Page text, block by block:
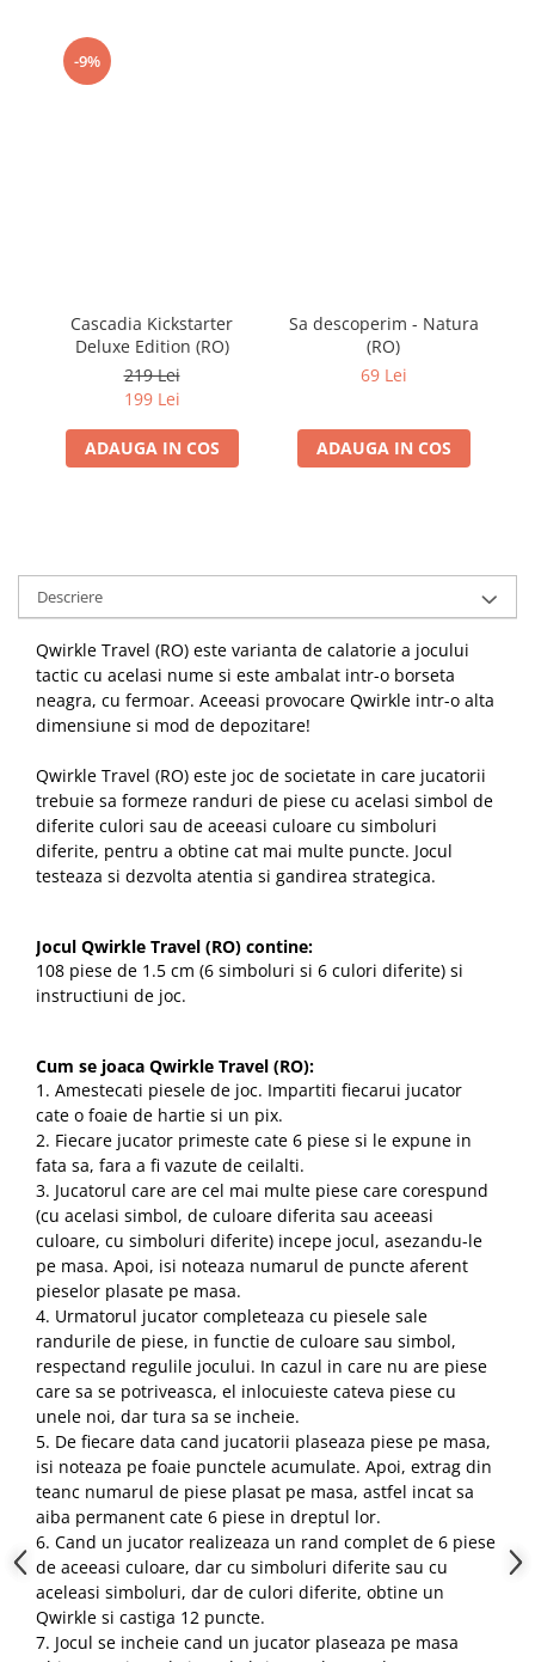
-9%
Cascadia Kickstarter
Deluxe Edition (RO)
219 Lei
199 Lei
ADAUGA IN COS
Sa descoperim - Natura
(RO)
69 Lei
ADAUGA IN COS
Descriere
Qwirkle Travel (RO) este varianta de calatorie a jocului
tactic cu acelasi nume si este ambalat intr-o borseta
neagra, cu fermoar. Aceeasi provocare Qwirkle intr-o alta
dimensiune si mod de depozitare!
Qwirkle Travel (RO) este joc de societate in care jucatorii
trebuie sa formeze randuri de piese cu acelasi simbol de
diferite culori sau de aceeasi culoare cu simboluri
diferite, pentru a obtine cat mai multe puncte. Jocul
testeaza si dezvolta atentia si gandirea strategica.
Jocul Qwirkle Travel (RO) contine:
108 piese de 1.5 cm (6 simboluri si 6 culori diferite) si
instructiuni de joc.
Cum se joaca Qwirkle Travel (RO):
1. Amestecati piesele de joc. Impartiti fiecarui jucator
cate o foaie de hartie si un pix.
2. Fiecare jucator primeste cate 6 piese si le expune in
fata sa, fara a fi vazute de ceilalti.
3. Jucatorul care are cel mai multe piese care corespund
(cu acelasi simbol, de culoare diferita sau aceeasi
culoare, cu simboluri diferite) incepe jocul, asezandu-le
pe masa. Apoi, isi noteaza numarul de puncte aferent
pieselor plasate pe masa.
4. Urmatorul jucator completeaza cu piesele sale
randurile de piese, in functie de culoare sau simbol,
respectand regulile jocului. In cazul in care nu are piese
care sa se potriveasca, el inlocuieste cateva piese cu
unele noi, dar tura sa se incheie.
5. De fiecare data cand jucatorii plaseaza piese pe masa,
isi noteaza pe foaie punctele acumulate. Apoi, extrag din
teanc numarul de piese plasat pe masa, astfel incat sa
aiba permanent cate 6 piese in dreptul lor.
6. Cand un jucator realizeaza un rand complet de 6 piese
de aceeasi culoare, dar cu simboluri diferite sau cu
aceleasi simboluri, dar de culori diferite, obtine un
Qwirkle si castiga 12 puncte.
7. Jocul se incheie cand un jucator plaseaza pe masa